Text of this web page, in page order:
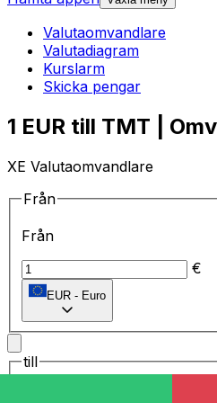
Valutaomvandlare
Valutadiagram
Kurslarm
Skicka pengar
1 EUR till TMT |
XE Valutaomvandlare
Från
Från
€
EUR - Euro
till